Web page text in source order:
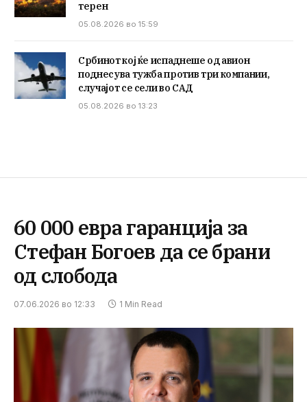
терен
05.08.2026 во 15:59
Србинот кој ќе испаднеше од авион
поднесува тужба против три компании,
случајот се сели во САД
05.08.2026 во 13:23
60 000 евра гаранција за
Стефан Богоев да се брани
од слобода
07.06.2026 во 12:33 1 Min Read